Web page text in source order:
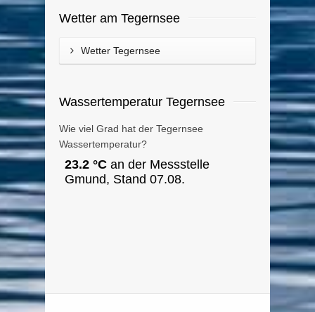
Wetter am Tegernsee
Wetter Tegernsee
Wassertemperatur Tegernsee
Wie viel Grad hat der Tegernsee
Wassertemperatur?